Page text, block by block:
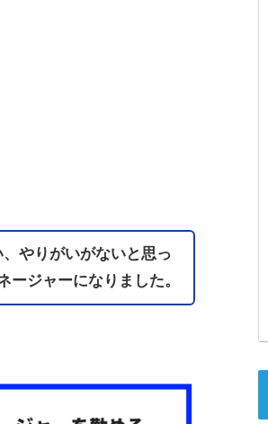
やりがいがないと思っ
ジャーになりました。